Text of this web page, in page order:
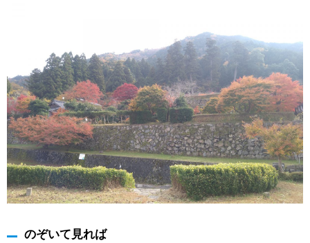
のぞいて見れば